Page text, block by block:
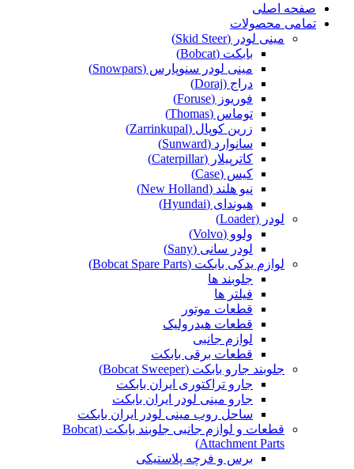
صفحه اصلی
تمامی محصولات
مینی لودر (Skid Steer)
بابکت (Bobcat)
مینی لودر سنوپارس (Snowpars)
دراج (Doraj)
فوریوز (Foruse)
توماس (Thomas)
زرین کوپال (Zarrinkupal)
سانوارد (Sunward)
کاترپیلار (Caterpillar)
کیس (Case)
نیو هلند (New Holland)
هیوندای (Hyundai)
لودر (Loader)
ولوو (Volvo)
لودر سانی (Sany)
لوازم یدکی بابکت (Bobcat Spare Parts)
جلوبند ها
فیلتر ها
قطعات موتور
قطعات هیدرولیک
لوازم جانبی
قطعات برقی بابکت
جلوبند جارو بابکت (Bobcat Sweeper)
جارو تراکتوری ایران بابکت
جارو مینی لودر ایران بابکت
ساحل روب مینی لودر ایران بابکت
قطعات و لوازم جانبی جلوبند بابکت (Bobcat
Attachment Parts)
برس و فرچه پلاستیکی